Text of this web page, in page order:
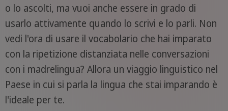
o lo ascolti, ma vuoi anche essere in grado di
usarlo attivamente quando lo scrivi e lo parli. Non
vedi l'ora di usare il vocabolario che hai imparato
con la ripetizione distanziata nelle conversazioni
con i madrelingua? Allora un viaggio linguistico nel
Paese in cui si parla la lingua che stai imparando è
l'ideale per te.